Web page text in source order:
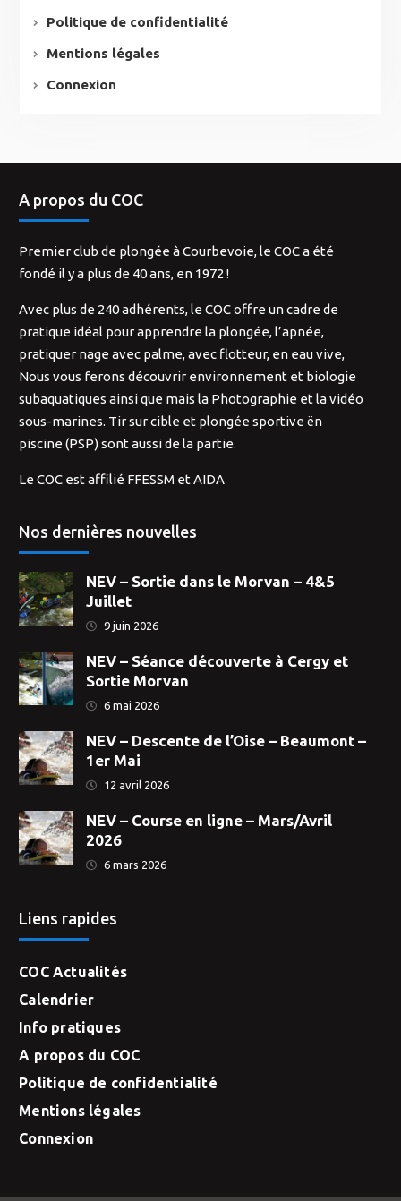
Politique de confidentialité
Mentions légales
Connexion
A propos du COC
Premier club de plongée à Courbevoie, le COC a été
fondé il y a plus de 40 ans, en 1972 !
Avec plus de 240 adhérents, le COC offre un cadre de
pratique idéal pour apprendre la plongée, l’apnée,
pratiquer nage avec palme, avec flotteur, en eau vive,
Nous vous ferons découvrir environnement et biologie
subaquatiques ainsi que mais la Photographie et la vidéo
sous-marines. Tir sur cible et plongée sportive ën
piscine (PSP) sont aussi de la partie.
Le COC est affilié FFESSM et AIDA
Nos dernières nouvelles
NEV – Sortie dans le Morvan – 4&5
Juillet
9 juin 2026
NEV – Séance découverte à Cergy et
Sortie Morvan
6 mai 2026
NEV – Descente de l’Oise – Beaumont –
1er Mai
12 avril 2026
NEV – Course en ligne – Mars/Avril
2026
6 mars 2026
Liens rapides
COC Actualités
Calendrier
Info pratiques
A propos du COC
Politique de confidentialité
Mentions légales
Connexion